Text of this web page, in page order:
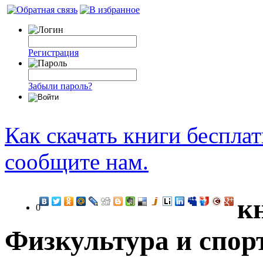
Регистрация
Забыли пароль?
Как скачать книги
сообщите нам.
0
Физкультура и